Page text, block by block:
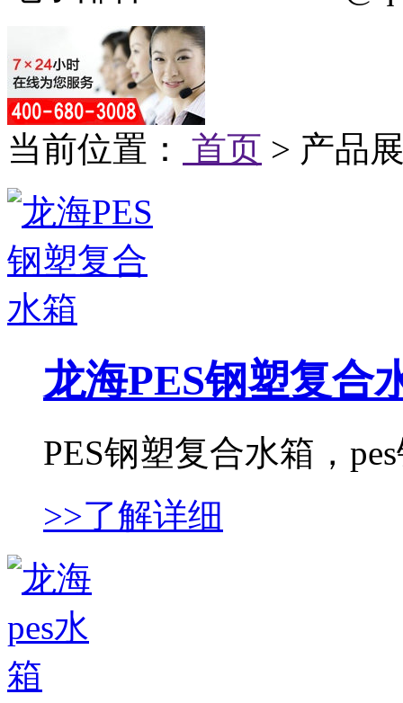
当前位置： 首页 > 产品
龙海PES钢塑复合
PES钢塑复合水箱，
>>了解详细